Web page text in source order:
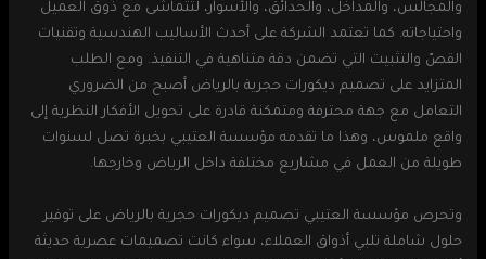
والمجالس، والمداخل، والحدائق، والأسوار، لتتماشى مع ذوق العميل
واحتياجاته. كما تعتمد الشركة على أحدث الأساليب الهندسية وتقنيات
القصّ والتثبيت التي تضمن دقة متناهية في التنفيذ. ومع الطلب
المتزايد على تصميم ديكورات حجرية بالرياض أصبح من الضروري
التعامل مع جهة محترفة ومتمكنة قادرة على تحويل الأفكار النظرية إلى
واقع ملموس، وهذا ما تقدمه مؤسسة العتيبي بخبرة تصل لسنوات
طويلة من العمل في مشاريع مختلفة داخل الرياض وخارجها.
وتحرص مؤسسة العتيبي تصميم ديكورات حجرية بالرياض على توفير
حلول شاملة تلبي أذواق العملاء، سواء كانت تصميمات عصرية حديثة